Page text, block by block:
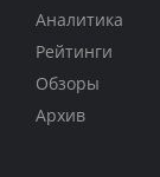
Аналитика
Рейтинги
Обзоры
Архив